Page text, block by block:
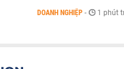
DOANH NGHIỆP - 1 phút